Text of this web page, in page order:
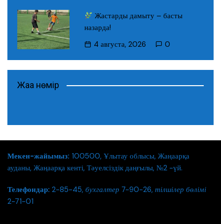
Жастарды дамыту – басты
назарда!
4 августа, 2026
0
Жаңа нөмір
Мекен-жайымыз: 100500, Ұлытау облысы, Жаңаарқа
ауданы, Жаңаарқа кенті, Тәуелсіздік даңғылы, №2 -үй.
Телефондар: 2-85-45, бухгалтер 7-90-26, тілшілер бөлімі
2-71-01